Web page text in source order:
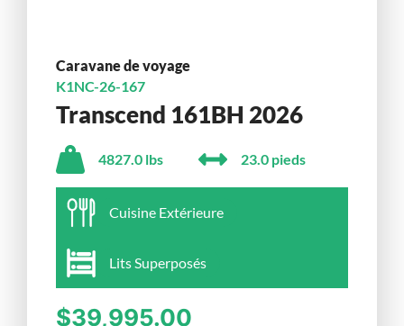
Caravane de voyage
K1NC-26-167
Transcend 161BH 2026
4827.0 lbs 23.0 pieds
Cuisine Extérieure
Lits Superposés
$39,995.00